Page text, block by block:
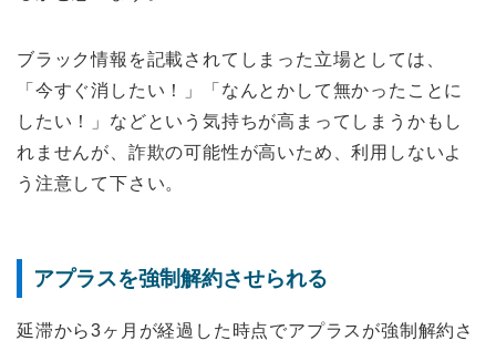
ブラック情報を記載されてしまった立場としては、
「今すぐ消したい！」「なんとかして無かったことに
したい！」などという気持ちが高まってしまうかもし
れませんが、詐欺の可能性が高いため、利用しないよ
う注意して下さい。
アプラスを強制解約させられる
延滞から3ヶ月が経過した時点でアプラスが強制解約さ